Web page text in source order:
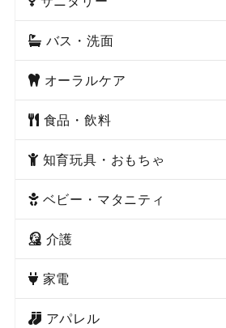
バス・洗面
オーラルケア
食品・飲料
知育玩具・おもちゃ
ベビー・マタニティ
介護
家電
アパレル